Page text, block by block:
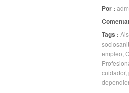
Por :
Tags :
empleo,
cuidador,